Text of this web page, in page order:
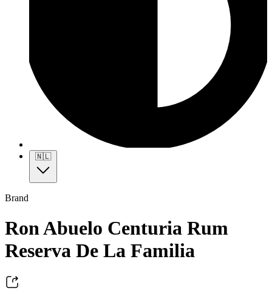
🇳🇱
Brand
Ron Abuelo Centuria Rum
Reserva De La Familia